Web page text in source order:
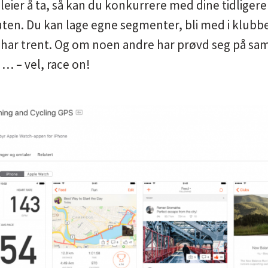
å ta, så kan du konkurrere med dine
Du kan lage egne segmenter, bli med i
trent. Og om noen andre har prøvd seg på
– vel, race on!